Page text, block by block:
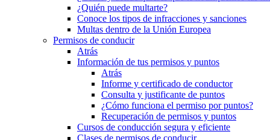
¿Quién puede multarte?
Conoce los tipos de infracciones y sanciones
Multas dentro de la Unión Europea
Permisos de conducir
Atrás
Información de tus permisos y puntos
Atrás
Informe y certificado de conductor
Consulta y justificante de puntos
¿Cómo funciona el permiso por puntos?
Recuperación de permisos y puntos
Cursos de conducción segura y eficiente